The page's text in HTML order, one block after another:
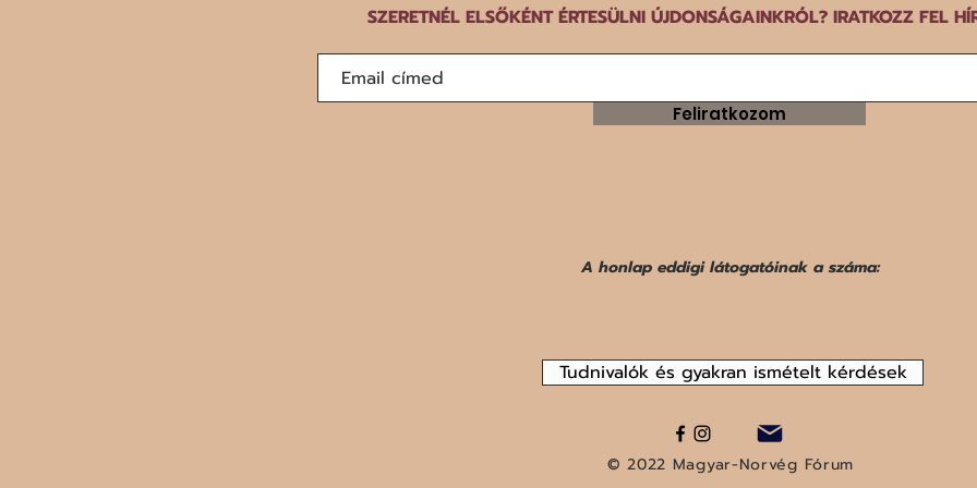
SZERETNÉL ELSŐKÉNT ÉRTESÜLNI ÚJDONSÁGAINKRÓL? IRATKOZZ FEL
Feliratkozom
A honlap eddigi látogatóinak a száma:
Tudnivalók és gyakran ismételt kérdések
© 2022 Magyar-Norvég Fórum